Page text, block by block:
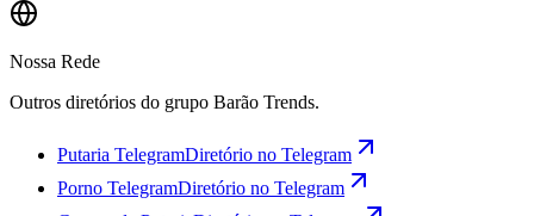
Nossa Rede
Outros diretórios do grupo Barão Trends.
Putaria TelegramDiretório no Telegram
Porno TelegramDiretório no Telegram